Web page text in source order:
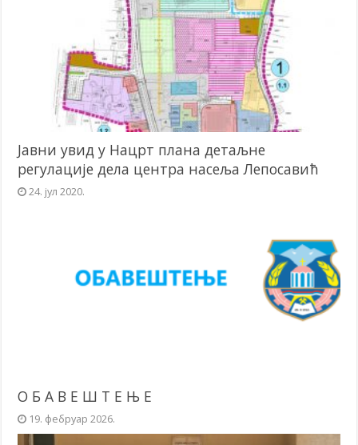
Јавни увид у Нацрт плана детаљне
регулације дела центра насеља Лепосавић
24. јул 2020.
О Б А В Е Ш Т Е Њ Е
19. фебруар 2026.